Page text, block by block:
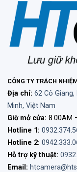
CÔNG TY TRÁCH
Địa chỉ: 62 Cô
Minh, Việt Nam
Giờ mở cửa: 8.00AM
Hotline 1:
Hotline 2:
Hỗ trợ kỹ thuật:
Email: